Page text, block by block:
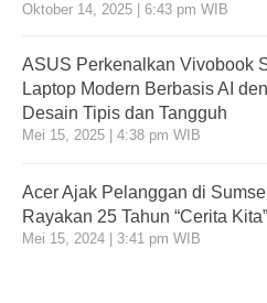
Oktober 14, 2025 | 6:43 pm WIB
ASUS Perkenalkan Vivobook
Laptop Modern Berbasis AI
Desain Tipis dan Tangguh
Mei 15, 2025 | 4:38 pm WIB
Acer Ajak Pelanggan di Sumsel
Rayakan 25 Tahun “Cerita Kita”
Mei 15, 2024 | 3:41 pm WIB